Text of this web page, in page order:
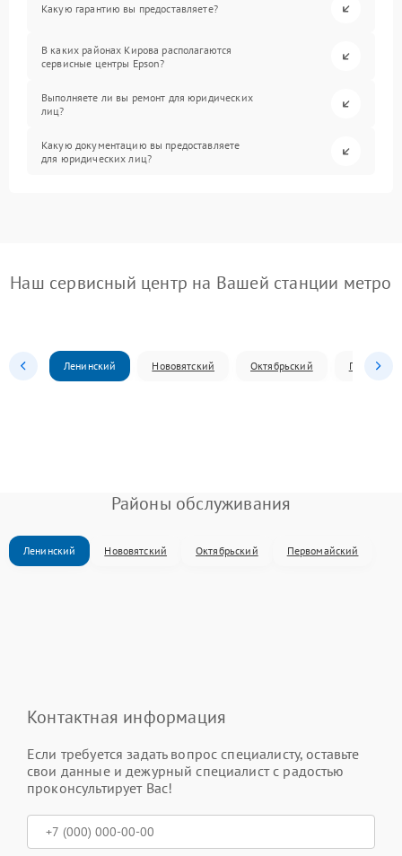
Какую гарантию вы предоставляете?
В каких районах Кирова располагаются
сервисные центры Epson?
Выполняете ли вы ремонт для юридических
лиц?
Какую документацию вы предоставляете
для юридических лиц?
Наш сервисный центр на Вашей станции метро
Ленинский Нововятский Октябрьский
Районы обслуживания
Ленинский Нововятский Октябрьский Первомайский
Контактная информация
Если требуется задать вопрос специалисту, оставьте
свои данные и дежурный специалист с радостью
проконсультирует Вас!